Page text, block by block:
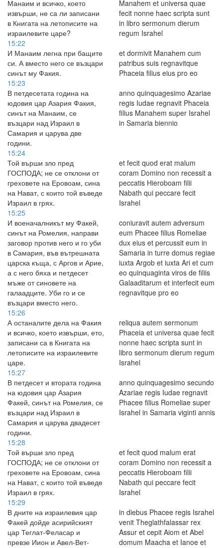
Манаим и всичко, което
извърши, не са ли записани
в Книгата на летописите на
израилевите царе?
Manahem et universa quae
fecit nonne haec scripta sunt
in libro sermonum dierum
regum Israhel
15:22
И Манаим легна при бащите
си. А вместо него се възцари
синът му Факия.
et dormivit Manahem cum
patribus suis regnavitque
Phaceia filius eius pro eo
15:23
В петдесетата година на
юдовия цар Азария Факия,
синът на Манаим, се
възцари над Израил в
Самария и царува две
години.
anno quinquagesimo Azariae
regis Iudae regnavit Phaceia
filius Manahem super Israhel
in Samaria biennio
15:24
Той върши зло пред
ГОСПОДА; не се отклони от
греховете на Еровоам, сина
на Нават, с които той въведе
Израил в грях.
et fecit quod erat malum
coram Domino non recessit a
peccatis Hieroboam filii
Nabath qui peccare fecit
Israhel
15:25
И военачалникът му Факей,
синът на Ромелия, направи
заговор против него и го уби
в Самария, във вътрешната
царска къща, с Аргов и Арие,
а с него бяха и петдесет
мъже от синовете на
галаадците. Уби го и се
възцари вместо него.
coniuravit autem adversum
eum Phacee filius Romeliae
dux eius et percussit eum in
Samaria in turre domus regiae
iuxta Argob et iuxta Ari et cum
eo quinquaginta viros de filiis
Galaaditarum et interfecit eum
regnavitque pro eo
15:26
А останалите дела на Факия
и всичко, което извърши, ето,
записани са в Книгата на
летописите на израилевите
царе.
reliqua autem sermonum
Phaceia et universa quae fecit
nonne haec scripta sunt in
libro sermonum dierum regum
Israhel
15:27
В петдесет и втората година
на юдовия цар Азария
Факей, синът на Ромелия, се
възцари над Израил в
Самария и царува двадесет
години.
anno quinquagesimo secundo
Azariae regis Iudae regnavit
Phacee filius Romeliae super
Israhel in Samaria viginti annis
15:28
Той върши зло пред
ГОСПОДА; не се отклони от
греховете на Еровоам, сина
на Нават, с които той въведе
Израил в грях.
et fecit quod malum erat
coram Domino non recessit a
peccatis Hieroboam filii
Nabath qui peccare fecit
Israhel
15:29
В дните на израилевия цар
Факей дойде асирийският
цар Теглат-Феласар и
превзе Иион и Авел-Вет-
in diebus Phacee regis Israhel
venit Theglathfalassar rex
Assur et cepit Aiom et Abel
domum Maacha et Ianoe et